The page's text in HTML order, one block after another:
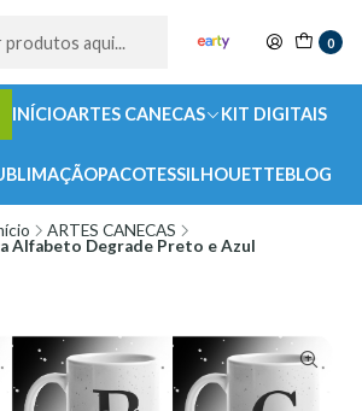
0
INÍCIOARTES CANECAS KIT DIGITAIS
PACOTESSILHOUETTEBLOG
ARTES CANECAS
Alfabeto Degrade Preto e Azul